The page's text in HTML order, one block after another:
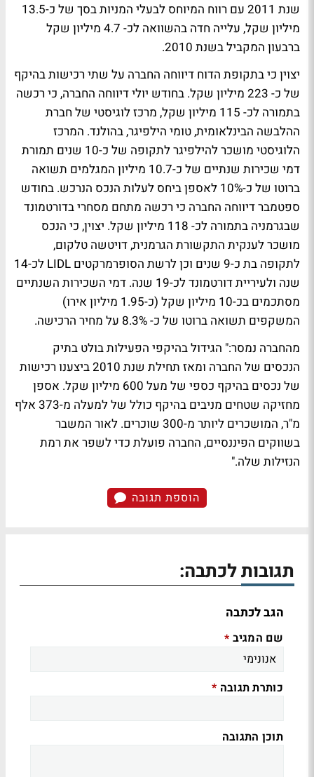
שנת 2011 עם רווח המיוחס לבעלי המניות בסך של כ-13.5
מיליון שקל, עלייה חדה בהשוואה לכ- 4.7 מיליון שקל
ברבעון המקביל בשנת 2010.
יצוין כי בתקופת הדוח דיווחה החברה על שתי רכישות בהיקף
של כ- 223 מיליון שקל. בחודש יולי דיווחה החברה, כי רכשה
בתמורה לכ- 115 מיליון שקל, מרכז לוגיסטי של חברת
ההלבשה הבינלאומית, טומי הילפיגר, בהולנד. המרכז
הלוגיסטי מושכר להילפיגר לתקופה של כ-10 שנים תמורת
דמי שכירות שנתיים של כ-10.7 מיליון המגלמים תשואה
ברוטו של כ-10% לאספן ביחס לעלות הנכס הנרכש. בחודש
ספטמבר דיווחה החברה כי רכשה מתחם מסחרי בדורטמונד
שבגרמניה בתמורה לכ- 118 מיליון שקל. יצוין, כי הנכס
מושכר לענקית התקשורת הגרמנית, דויטשה טלקום,
לתקופה בת כ-9 שנים וכן לרשת הסופרמרקטים LIDL לכ-14
שנה ולעיריית דורטמונד לכ-19 שנה. דמי השכירות השנתיים
מסתכמים בכ-10 מיליון שקל (כ-1.95 מיליון אירו)
המשקפים תשואה ברוטו של כ- 8.3% על מחיר הרכישה.
מהחברה נמסר:" הגידול בהיקפי הפעילות בולט בתיק
הנכסים של החברה ומאז תחילת שנת 2010 ביצענו רכישות
של נכסים בהיקף כספי של מעל 600 מיליון שקל. אספן
מחזיקה שטחים מניבים בהיקף כולל של למעלה מ-373 אלף
מ"ר, המושכרים ליותר מ-300 שוכרים. לאור המשבר
בשווקים הפיננסיים, החברה פועלת כדי לשפר את רמת
הנזילות שלה."
הוספת תגובה
תגובות לכתבה:
הגב לכתבה
שם המגיב *
כותרת תגובה *
תוכן התגובה